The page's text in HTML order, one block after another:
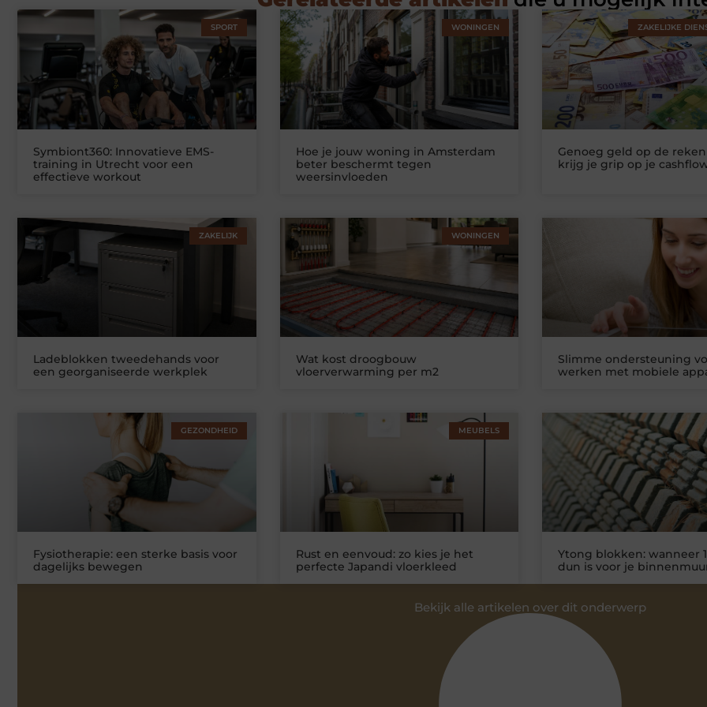
SPORT
Symbiont360: Innovatieve EMS-
training in Utrecht voor een
effectieve workout
WONINGEN
Hoe je jouw woning in Amsterdam
beter beschermt tegen
weersinvloeden
ZAKELIJKE
Genoeg geld op de
krijg je grip op je
ZAKELIJK
Ladeblokken tweedehands voor
een georganiseerde werkplek
WONINGEN
Wat kost droogbouw
vloerverwarming per m2
Slimme ondersteuning
werken met mobiele
GEZONDHEID
Fysiotherapie: een sterke basis voor
dagelijks bewegen
MEUBELS
Rust en eenvoud: zo kies je het
perfecte Japandi vloerkleed
Ytong blokken: wanneer
dun is voor je
Bekijk alle artikelen over dit onderwerp